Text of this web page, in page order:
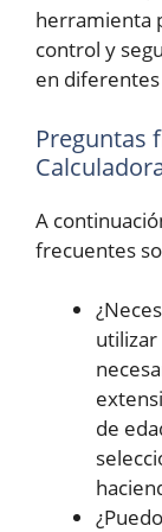
herramienta
control y
en
Preguntas
A
frecuentes
utilizar
de